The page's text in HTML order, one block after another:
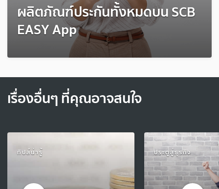
ผลิตภัณฑ์ประกันทั้งหมดบน SCB
EASY App
เรื่องอื่นๆ ที่คุณอาจสนใจ
ทิปส์น่ารู้ ประตูสู่ธุรกิจ